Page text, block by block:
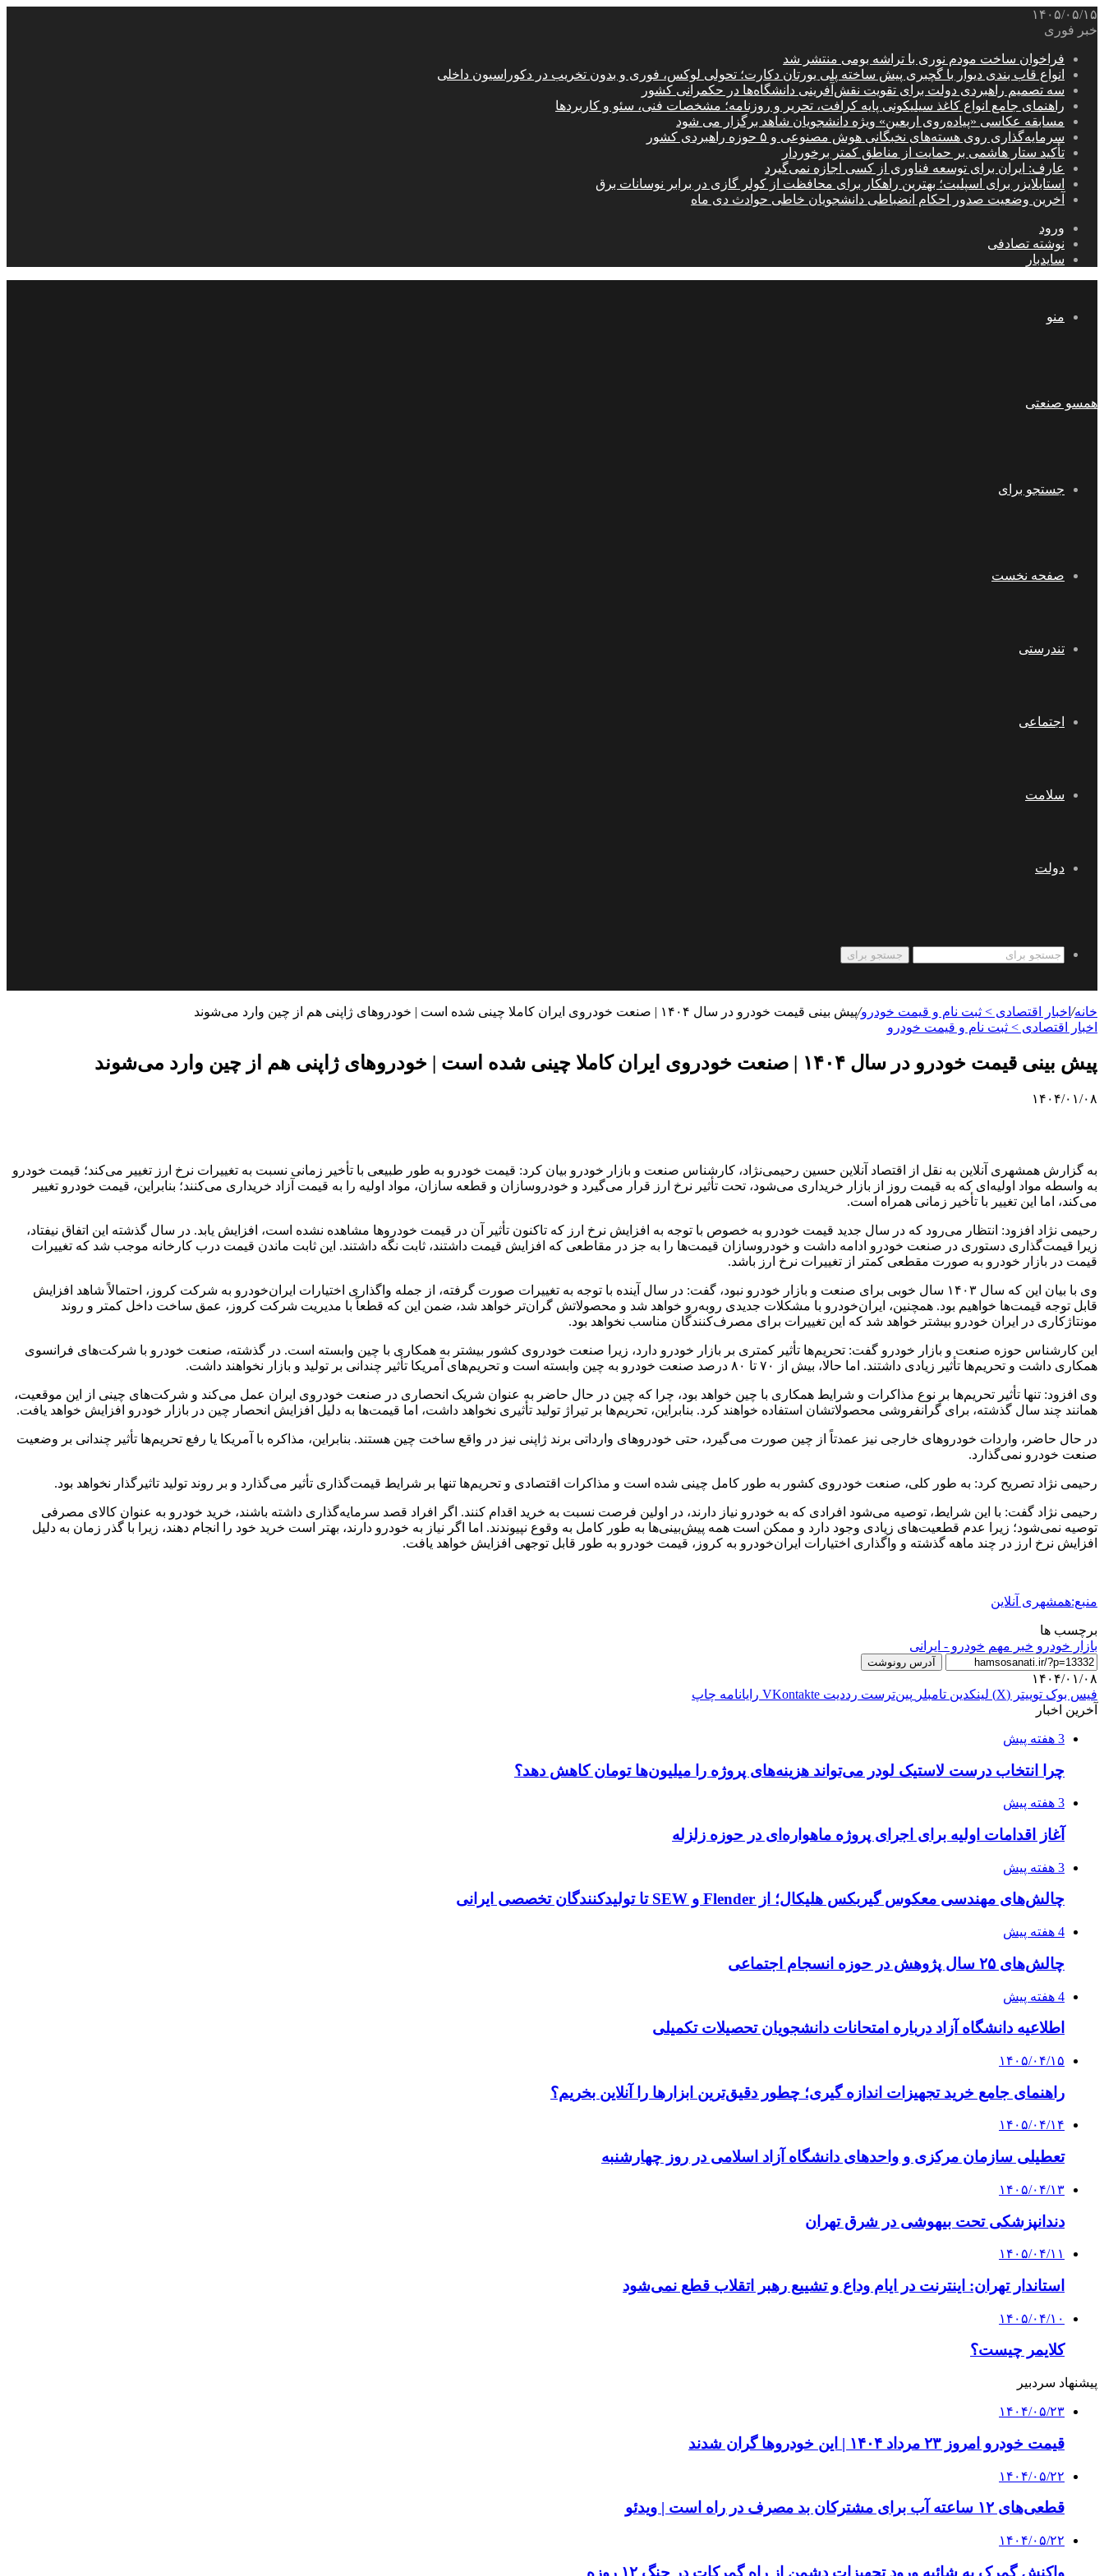
۱۴۰۵/۰۵/۱۵
خبر فوری
فراخوان ساخت مودم نوری با تراشه بومی منتشر شد
انواع قاب بندی دیوار با گچبری پیش ساخته پلی یورتان دکارت؛ تحولی لوکس، فوری و بدون تخریب در دکوراسیون داخلی
سه تصمیم راهبردی دولت برای تقویت نقش‌آفرینی دانشگاه‌ها در حکمرانی کشور
راهنمای جامع انواع کاغذ سیلیکونی پایه کرافت، تحریر و روزنامه؛ مشخصات فنی، سئو و کاربردها
مسابقه عکاسی «پیاده‌روی اربعین» ویژه دانشجویان شاهد برگزار می شود
سرمایه‌گذاری روی هسته‌های نخبگانی هوش مصنوعی و ۵ حوزه راهبردی کشور
تأکید ستار هاشمی بر حمایت از مناطق کمتر برخوردار
عارف: ایران برای توسعه فناوری از کسی اجازه نمی‌گیرد
استابلایزر برای اسپلیت؛ بهترین راهکار برای محافظت از کولر گازی در برابر نوسانات برق
آخرین وضعیت صدور احکام انضباطی دانشجویان خاطی حوادث دی ماه
ورود
نوشته تصادفی
سایدبار
منو
همسو صنعتی
جستجو برای
صفحه نخست
تندرستی
اجتماعی
سلامت
دولت
جستجو برای
خانه/ اخبار اقتصادی > ثبت نام و قیمت خودرو/پیش بینی قیمت خودرو در سال ۱۴۰۴ | صنعت خودروی ایران کاملا چینی شده است | خودروهای ژاپنی هم از چین وارد می‌شوند
اخبار اقتصادی > ثبت نام و قیمت خودرو
پیش بینی قیمت خودرو در سال ۱۴۰۴ | صنعت خودروی ایران کاملا چینی شده است | خودروهای ژاپنی هم از چین وارد می‌شوند
۱۴۰۴/۰۱/۰۸
به گزارش همشهری آنلاین به نقل از اقتصاد آنلاین حسین رحیمی‌نژاد، کارشناس صنعت و بازار خودرو بیان کرد: قیمت خودرو به طور طبیعی با تأخیر زمانی نسبت به تغییرات نرخ ارز تغییر می‌کند؛ قیمت خودرو
به واسطه مواد اولیه‌ای که به قیمت روز از بازار خریداری می‌شود، تحت تأثیر نرخ ارز قرار می‌گیرد و خودروسازان و قطعه سازان، مواد اولیه را به قیمت آزاد خریداری می‌کنند؛ بنابراین، قیمت خودرو تغییر
می‌کند، اما این تغییر با تأخیر زمانی همراه است.
رحیمی نژاد افزود: انتظار می‌رود که در سال جدید قیمت خودرو به خصوص با توجه به افزایش نرخ ارز که تاکنون تأثیر آن در قیمت خودروها مشاهده نشده است، افزایش یابد. در سال گذشته این اتفاق نیفتاد،
زیرا قیمت‌گذاری دستوری در صنعت خودرو ادامه داشت و خودروسازان قیمت‌ها را به جز در مقاطعی که افزایش قیمت داشتند، ثابت نگه داشتند. این ثابت ماندن قیمت درب کارخانه موجب شد که تغییرات
قیمت در بازار خودرو به صورت مقطعی کمتر از تغییرات نرخ ارز باشد.
وی با بیان این که سال ۱۴۰۳ سال خوبی برای صنعت و بازار خودرو نبود، گفت: در سال آینده با توجه به تغییرات صورت گرفته، از جمله واگذاری اختیارات ایران‌خودرو به شرکت کروز، احتمالاً شاهد افزایش
قابل توجه قیمت‌ها خواهیم بود. همچنین، ایران‌خودرو با مشکلات جدیدی روبه‌رو خواهد شد و محصولاتش گران‌تر خواهد شد، ضمن این که قطعاً با مدیریت شرکت کروز، عمق ساخت داخل کمتر و روند
مونتاژکاری در ایران خودرو بیشتر خواهد شد که این تغییرات برای مصرف‌کنندگان مناسب نخواهد بود.
این کارشناس حوزه صنعت و بازار خودرو گفت: تحریم‌ها تأثیر کمتری بر بازار خودرو دارد، زیرا صنعت خودروی کشور بیشتر به همکاری با چین وابسته است. در گذشته، صنعت خودرو با شرکت‌های فرانسوی
همکاری داشت و تحریم‌ها تأثیر زیادی داشتند. اما حالا، بیش از ۷۰ تا ۸۰ درصد صنعت خودرو به چین وابسته است و تحریم‌های آمریکا تأثیر چندانی بر تولید و بازار نخواهند داشت.
وی افزود: تنها تأثیر تحریم‌ها بر نوع مذاکرات و شرایط همکاری با چین خواهد بود، چرا که چین در حال حاضر به عنوان شریک انحصاری در صنعت خودروی ایران عمل می‌کند و شرکت‌های چینی از این موقعیت،
همانند چند سال گذشته، برای گرانفروشی محصولاتشان استفاده خواهند کرد. بنابراین، تحریم‌ها بر تیراژ تولید تأثیری نخواهد داشت، اما قیمت‌ها به دلیل افزایش انحصار چین در بازار خودرو افزایش خواهد یافت.
در حال حاضر، واردات خودروهای خارجی نیز عمدتاً از چین صورت می‌گیرد، حتی خودروهای وارداتی برند ژاپنی نیز در واقع ساخت چین هستند. بنابراین، مذاکره با آمریکا یا رفع تحریم‌ها تأثیر چندانی بر وضعیت
صنعت خودرو نمی‌گذارد.
رحیمی نژاد تصریح کرد: به طور کلی، صنعت خودروی کشور به طور کامل چینی شده است و مذاکرات اقتصادی و تحریم‌ها تنها بر شرایط قیمت‌گذاری تأثیر می‌گذارد و بر روند تولید تاثیرگذار نخواهد بود.
رحیمی نژاد گفت: با این شرایط، توصیه می‌شود افرادی که به خودرو نیاز دارند، در اولین فرصت نسبت به خرید اقدام کنند. اگر افراد قصد سرمایه‌گذاری داشته باشند، خرید خودرو به عنوان کالای مصرفی
توصیه نمی‌شود؛ زیرا عدم قطعیت‌های زیادی وجود دارد و ممکن است همه پیش‌بینی‌ها به طور کامل به وقوع نپیوندند. اما اگر نیاز به خودرو دارند، بهتر است خرید خود را انجام دهند، زیرا با گذر زمان به دلیل
افزایش نرخ ارز در چند ماهه گذشته و واگذاری اختیارات ایران‌خودرو به کروز، قیمت خودرو به طور قابل توجهی افزایش خواهد یافت.
منبع:همشهری آنلاین
برچسب ها
بازار خودرو خبر مهم خودرو - ایرانی
آدرس رونوشت
۱۴۰۴/۰۱/۰۸
فیس بوک توییتر (X) لینکدین ‫تامبلر ‫پین‌ترست ‫رددیت ‫VKontakte رایانامه چاپ
آخرین اخبار
3 هفته پیش
چرا انتخاب درست لاستیک لودر می‌تواند هزینه‌های پروژه را میلیون‌ها تومان کاهش دهد؟
3 هفته پیش
آغاز اقدامات اولیه برای اجرای پروژه ماهواره‌ای در حوزه زلزله
3 هفته پیش
چالش‌های مهندسی معکوس گیربکس هلیکال؛ از Flender و SEW تا تولیدکنندگان تخصصی ایرانی
4 هفته پیش
چالش‌های ۲۵ سال پژوهش در حوزه انسجام اجتماعی
4 هفته پیش
اطلاعیه دانشگاه آزاد درباره امتحانات دانشجویان تحصیلات تکمیلی
۱۴۰۵/۰۴/۱۵
راهنمای جامع خرید تجهیزات اندازه گیری؛ چطور دقیق‌ترین ابزارها را آنلاین بخریم؟
۱۴۰۵/۰۴/۱۴
تعطیلی سازمان مرکزی و واحدهای دانشگاه آزاد اسلامی در روز چهارشنبه
۱۴۰۵/۰۴/۱۳
دندانپزشکی تحت بیهوشی در شرق تهران
۱۴۰۵/۰۴/۱۱
استاندار تهران: اینترنت در ایام وداع و تشییع رهبر اتقلاب قطع نمی‌شود
۱۴۰۵/۰۴/۱۰
کلایمر چیست؟
پیشنهاد سردبیر
۱۴۰۴/۰۵/۲۳
قیمت خودرو امروز ۲۳ مرداد ۱۴۰۴ | این خودروها گران شدند
۱۴۰۴/۰۵/۲۲
قطعی‌های ۱۲ ساعته آب برای مشترکان بد مصرف در راه است | ویدئو
۱۴۰۴/۰۵/۲۲
واکنش گمرک به شائبه ورود تجهیزات دشمن از راه گمرکات در جنگ ۱۲ روزه